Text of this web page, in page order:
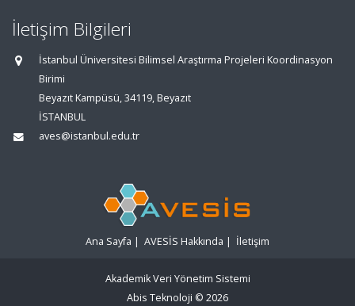
İletişim Bilgileri
İstanbul Üniversitesi Bilimsel Araştırma Projeleri Koordinasyon
Birimi
Beyazıt Kampüsü, 34119, Beyazıt
İSTANBUL
aves@istanbul.edu.tr
Ana Sayfa | AVESİS Hakkında | İletişim
Akademik Veri Yönetim Sistemi
Abis Teknoloji © 2026